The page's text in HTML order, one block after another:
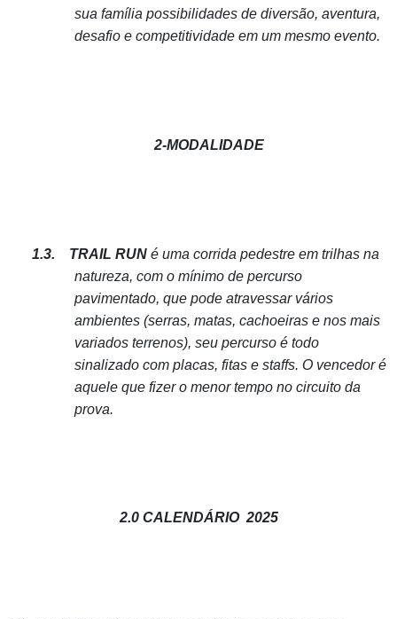
sua família possibilidades de diversão, aventura,
desafio e competitividade em um mesmo evento.
2-MODALIDADE
1.3. TRAIL RUN é uma corrida pedestre em trilhas na
natureza, com o mínimo de percurso
pavimentado, que pode atravessar vários
ambientes (serras, matas, cachoeiras e nos mais
variados terrenos), seu percurso é todo
sinalizado com placas, fitas e staffs. O vencedor é
aquele que fizer o menor tempo no circuito da
prova.
2.0 CALENDÁRIO 2025